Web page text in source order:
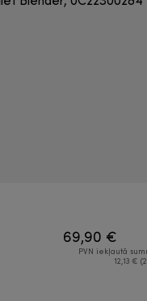
69,90 €
PVN iekļautā
12,13 €